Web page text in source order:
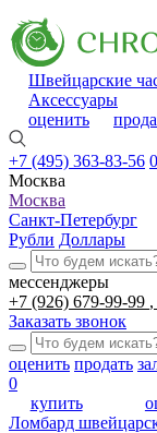
Швейцарские
Аксессуары
оценить
+7 (495) 363-83-56 0
Москва
Москва
Санкт-Петербург
Рубли Доллары
мессенджеры
+7 (926) 679-99-99
Заказать звонок
оценить продать
0
купить
Ломбард